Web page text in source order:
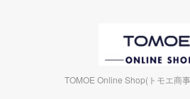
TOMOE Online Shop(トモエ商